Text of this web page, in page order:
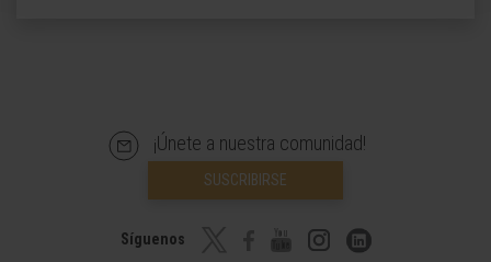
¡Únete a nuestra comunidad!
SUSCRIBIRSE
Síguenos